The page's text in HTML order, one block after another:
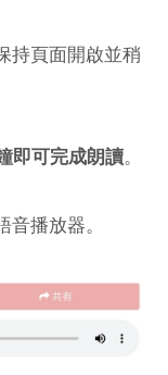
持頁面開啟並稍
即可完成朗讀。
播放器。